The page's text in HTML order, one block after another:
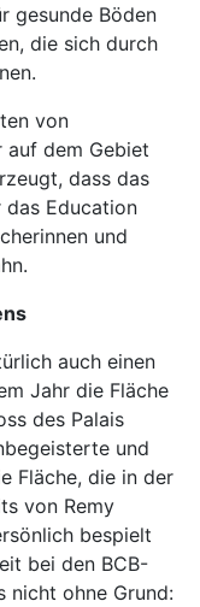
gesunde Böden
die sich durch
von
auf dem Gebiet
dass das
das Education
und
auch einen
Jahr die Fläche
des Palais
und
Fläche, die in der
von Remy
bespielt
bei den BCB-
nicht ohne Grund: